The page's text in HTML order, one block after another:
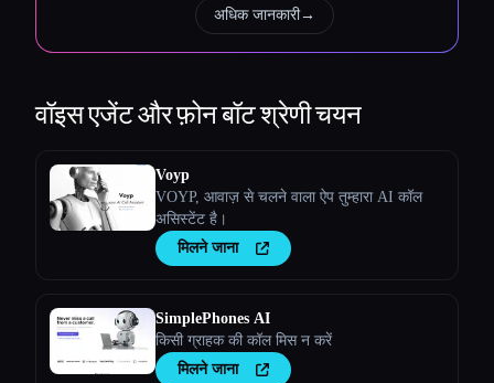
अधिक जानकारी→
वॉइस एजेंट और फ़ोन बॉटश्रेणी चयन
Voyp
VOYP, आवाज़ से चलने वाला ऐप तुम्हारा AI कॉल
असिस्टेंट है।
मिलने जाना
SimplePhones AI
किसी ग्राहक की कॉल मिस न करें
मिलने जाना